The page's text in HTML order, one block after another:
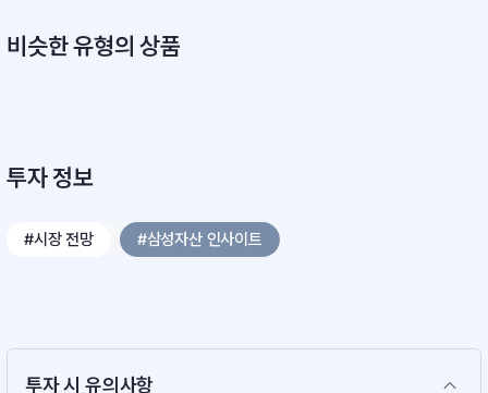
비슷한 유형의 상품
투자 정보
#시장 전망 #삼성자산 인사이트
투자 시 유의사항